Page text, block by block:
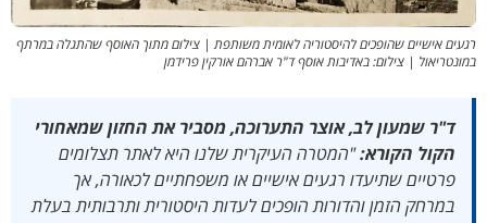
רגעים אישיים שהופכים להיסטוריה לאומית משותפת | צילום מתוך האוסף שהתגלה במרתף
במונטריאול | צילום: באדיבות אוסף ד"ר אברהם אורקין פרידמן
ד"ר שמעון לב, אוצר התערוכה, מסביר את החזון שמאחורי
הקול הקורא:"המטרה העיקרית שלנו היא לאתר תצלומים
פרטיים שתיעדו רגעים אישיים או משפחתיים לכאורה, אך
במרחק הזמן והדורות הופכים לעדות היסטורית ותרבותית בעלת